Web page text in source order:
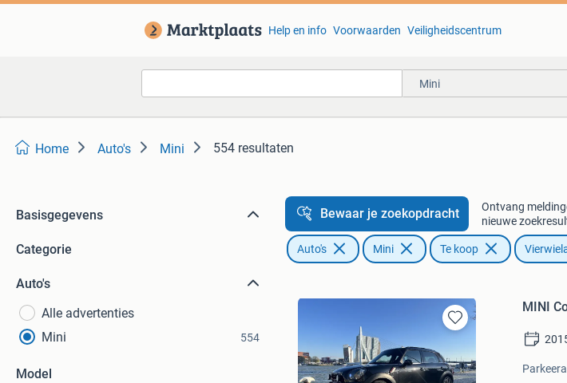
Help en info Voorwaarden Veiligheidscentrum
Mini
Home Auto's Mini 554 resultaten
Basisgegevens
Categorie
Auto's
Alle advertenties
Mini
554
Model
Bewaar je zoekopdracht
Ontvang
nieuwe
Auto's Mini Te koop
Bewaren
Mijn
Favorieten
MINI